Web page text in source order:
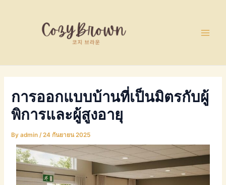
การออกแบบบ้านที่เป็นมิตรกับผู้
พิการและผู้สูงอายุ
Byadmin/24 กันยายน 2025